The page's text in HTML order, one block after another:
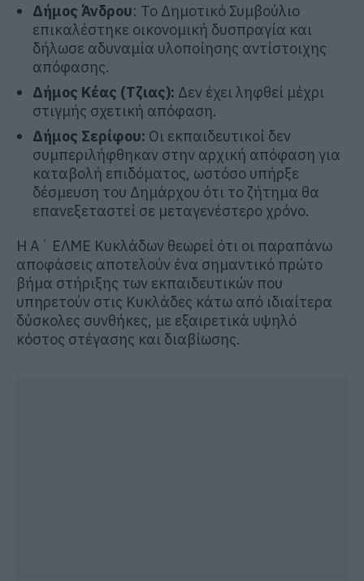
Δήμος Άνδρου: Το Δημοτικό Συμβούλιο
επικαλέστηκε οικονομική δυσπραγία και
δήλωσε αδυναμία υλοποίησης αντίστοιχης
απόφασης.
Δήμος Κέας (Τζιας): Δεν έχει ληφθεί μέχρι
στιγμής σχετική απόφαση.
Δήμος Σερίφου: Οι εκπαιδευτικοί δεν
συμπεριλήφθηκαν στην αρχική απόφαση για
καταβολή επιδόματος, ωστόσο υπήρξε
δέσμευση του Δημάρχου ότι το ζήτημα θα
επανεξεταστεί σε μεταγενέστερο χρόνο.
Η Α΄ ΕΛΜΕ Κυκλάδων θεωρεί ότι οι παραπάνω
αποφάσεις αποτελούν ένα σημαντικό πρώτο
βήμα στήριξης των εκπαιδευτικών που
υπηρετούν στις Κυκλάδες κάτω από ιδιαίτερα
δύσκολες συνθήκες, με εξαιρετικά υψηλό
κόστος στέγασης και διαβίωσης.